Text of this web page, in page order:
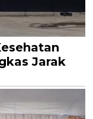
Jarak